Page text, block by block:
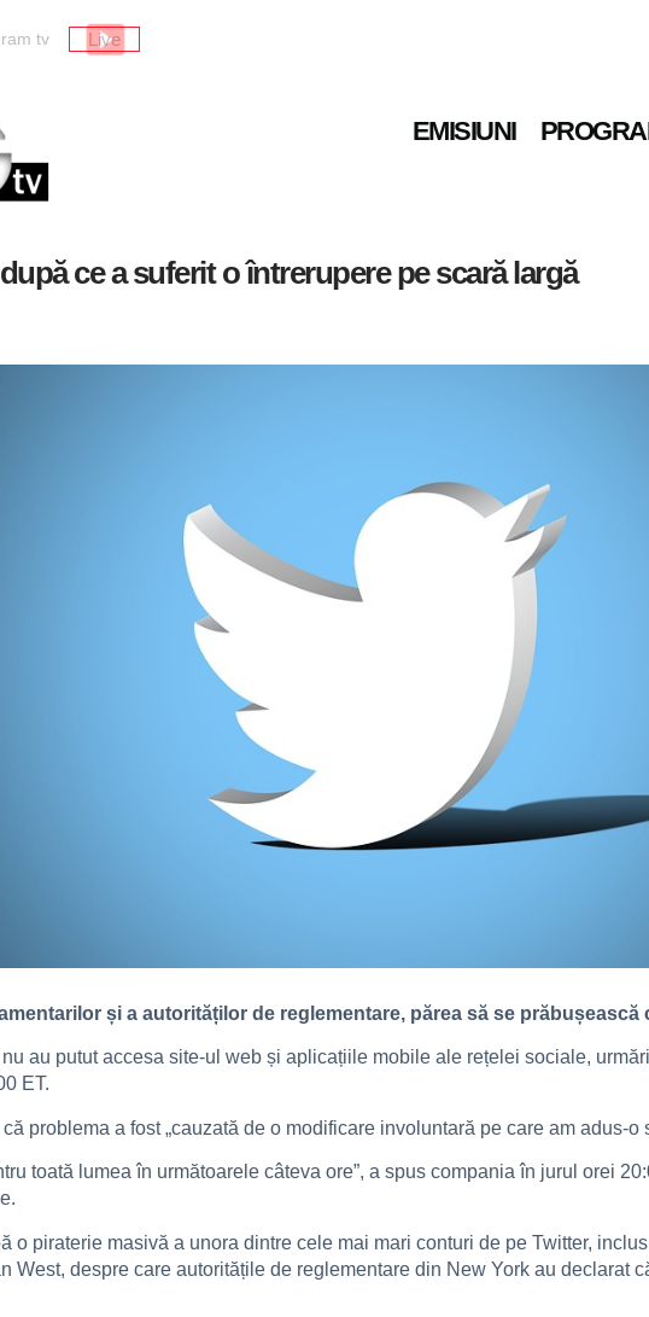
tv Live
EMISIUNI
ce a suferit o întrerupere pe scară largă
și a autorităților de reglementare, părea să se prăbușească
au putut accesa site-ul web și aplicațiile mobile ale rețelei sociale,
ET.
problema a fost „cauzată de o modificare involuntară pe care am adus-o
toată lumea în următoarele câteva ore”, a spus compania în jurul orei
o piraterie masivă a unora dintre cele mai mari conturi de pe Twitter,
West, despre care autoritățile de reglementare din New York au declarat